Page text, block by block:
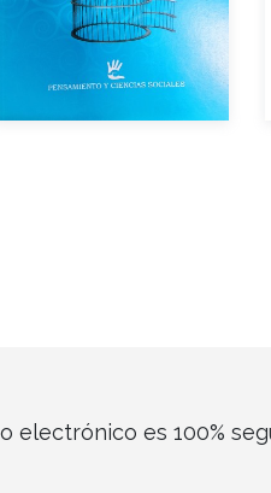
$100.00
electrónico es 100%